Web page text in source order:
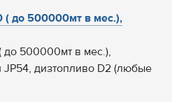
до 500000мт в мес.),
до 500000мт в мес.),
дизтопливо D2 (любые